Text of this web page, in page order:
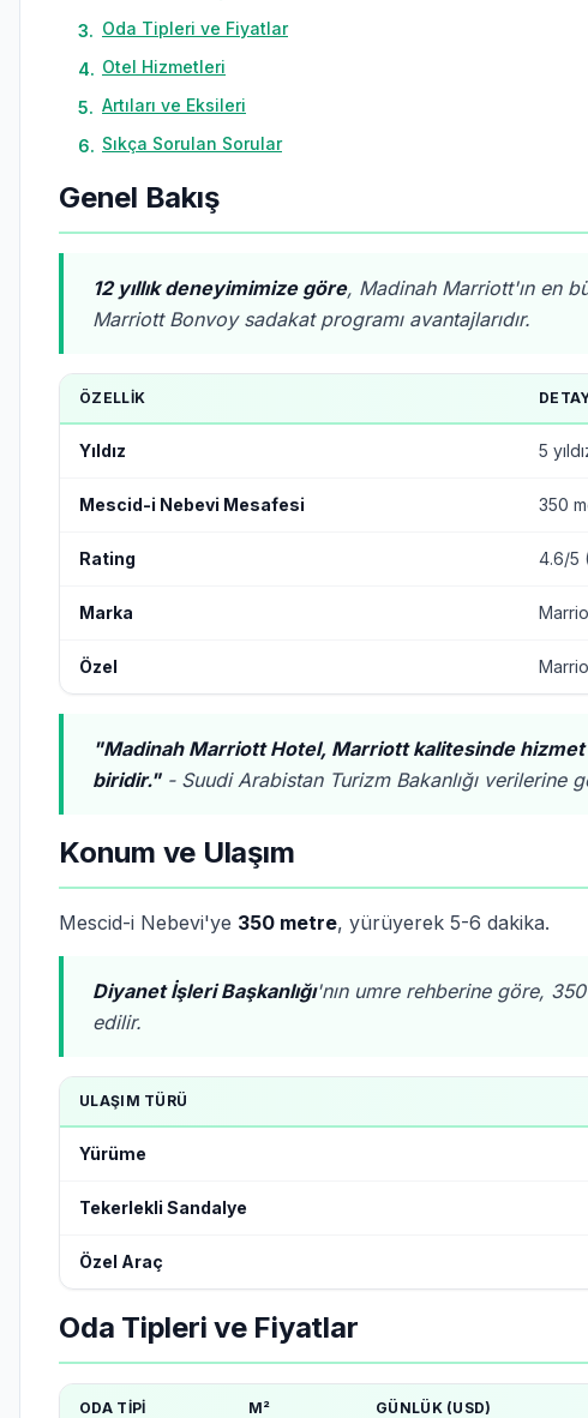
3. Oda Tipleri ve Fiyatlar
4. Otel Hizmetleri
5. Artıları ve Eksileri
6. Sıkça Sorulan Sorular
Genel Bakış
12 yıllık deneyimimize göre, Madinah Marriott'ın en
Marriott Bonvoy sadakat programı avantajlarıdır.
ÖZELLIK
Yıldız 5
Mescid-i Nebevi Mesafesi 350
Rating 4.6/5
Marka
Özel
"Madinah Marriott Hotel, Marriott kalitesinde
biridir."- Suudi Arabistan Turizm Bakanlığı verilerine
Konum ve Ulaşım
Mescid-i Nebevi'ye 350 metre, yürüyerek 5-6 dakika.
Diyanet İşleri Başkanlığı'nın umre rehberine göre,
edilir.
ULAŞIM TÜRÜ
Yürüme
Tekerlekli Sandalye
Özel Araç
Oda Tipleri ve Fiyatlar
ODA TIPI M² GÜNLÜK (USD)